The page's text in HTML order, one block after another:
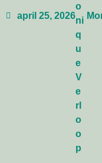
april 25, 2026